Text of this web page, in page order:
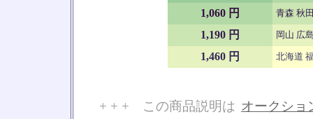
1,060 円 青森 秋
1,190 円 岡山 広
1,460 円 北海道
+ + + この商品説明は オークショ